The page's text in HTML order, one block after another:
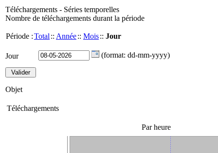
Téléchargements - Séries temporelles
Nombre de téléchargements durant la période
Période :Total :: Année:: Mois:: Jour
Jour (format: dd-mm-yyyy)
Objet
Téléchargements
Par heure